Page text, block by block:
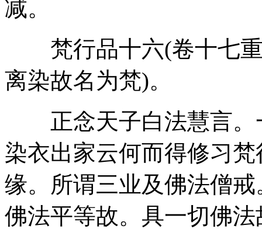
减。
梵行品十六(卷十七重
离染故名为梵)。
正念天子白法慧言。
染衣出家云何而得修习
缘。所谓三业及佛法僧
佛法平等故。具一切佛